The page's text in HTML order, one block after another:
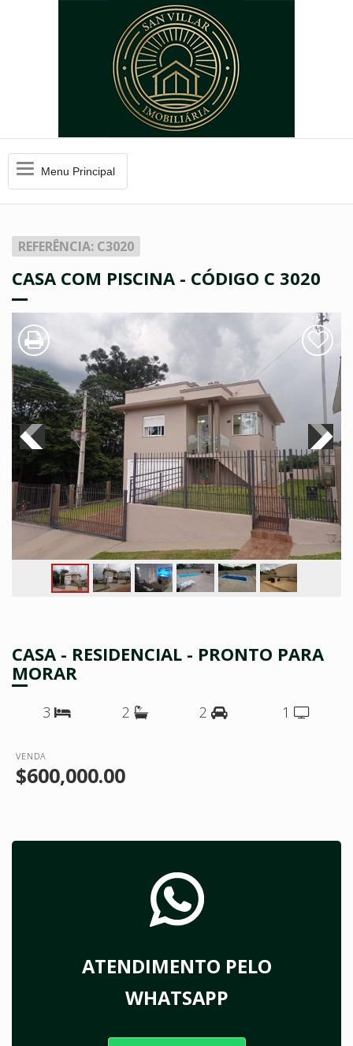
MenuMenu Principal
REFERÊNCIA: C3020
CASA COM PISCINA - CÓDIGO C 3020
CASA - RESIDENCIAL - PRONTO PARA
MORAR
3 2 2 1
VENDA
$600,000.00
ATENDIMENTO PELO
WHATSAPP